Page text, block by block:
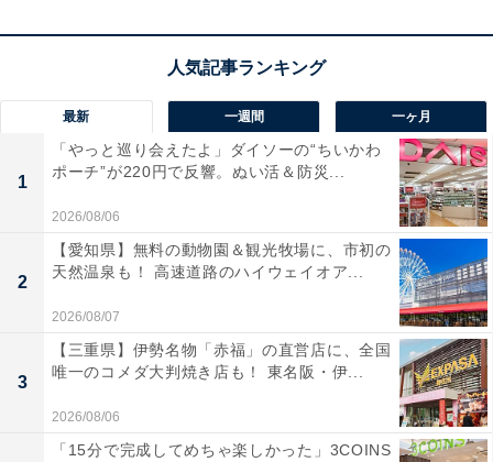
ると、スヌーピー、そしてウッドストックの人気が高
く、登場人物の子どもたちの中ではチャーリー・ブラウ
ンに次いでルーシーが人気という結果になることも。
我が強く、怒りん坊で、意地悪なルーシーが!? と、ちょ
っと意外に思いますが、チャーリー・ブラウンに意地悪
をして、弟たちをガミガミ怒っているルーシーは、シュ
ローダーの前では恋する繊細な乙女であり、仲間の悩み
相談にも親身に乗る……実はひと言では説明できない、
最も複雑な人物なのだそうです。この一筋縄でいかない
あたりが人気の秘密なのでしょうか。
最新 一週間 一ヶ月
1
「やっと巡り会えたよ」ダイソーの“ちいかわ
ポーチ”が220円で反響。ぬい活＆防災...
2026/08/06
2
【愛知県】無料の動物園＆観光牧場に、市初の
天然温泉も！ 高速道路のハイウェイオア...
2026/08/07
3
【三重県】伊勢名物「赤福」の直営店に、全国
唯一のコメダ大判焼き店も！ 東名阪・伊...
2026/08/06
「15分で完成してめちゃ楽しかった」3COINS